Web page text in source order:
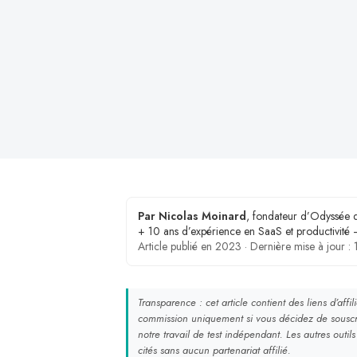
Par Nicolas Moinard, fondateur d’Odyssée
+ 10 ans d’expérience en SaaS et
Article publié en 2023 · Dernière mise à jour
Transparence : cet article contient des liens
commission uniquement si vous décidez de
notre travail de test indépendant. Les autres
cités sans aucun partenariat affilié.